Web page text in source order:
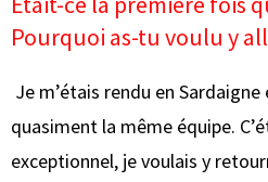
Pourquoi as-tu voulu y
Je m’étais rendu en Sardaigne
quasiment la même équipe.
exceptionnel, je voulais y